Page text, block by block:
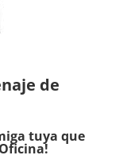
de
tuya que